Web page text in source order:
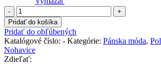
množstvo
Pánske
nohavice
Gemer
Pridať do košíka
Pridať do obľúbených
Katalógové číslo: - Kategórie: Pánska móda,
Nohavice
Zdieľať: